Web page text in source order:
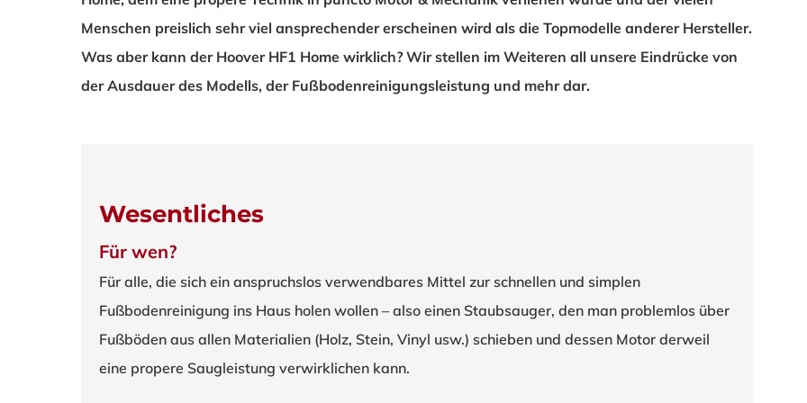
Menschen preislich sehr viel ansprechender erscheinen wird als die Topmodelle anderer Hersteller.
Was aber kann der Hoover HF1 Home wirklich? Wir stellen im Weiteren all unsere Eindrücke von
der Ausdauer des Modells, der Fußbodenreinigungsleistung und mehr dar.
Wesentliches
Für wen?
Für alle, die sich ein anspruchslos verwendbares Mittel zur schnellen und simplen
Fußbodenreinigung ins Haus holen wollen – also einen Staubsauger, den man problemlos über
Fußböden aus allen Materialien (Holz, Stein, Vinyl usw.) schieben und dessen Motor derweil
eine propere Saugleistung verwirklichen kann.